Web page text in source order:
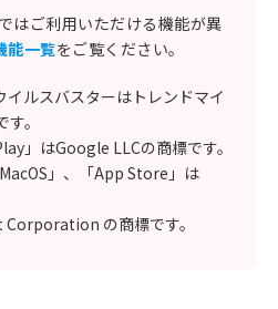
はご利用いただける機能が異
能一覧をご覧ください。
イルスバスターはトレンドマイ
。
」はGoogle LLCの商標です。
」、「App Store」は
の商標です。